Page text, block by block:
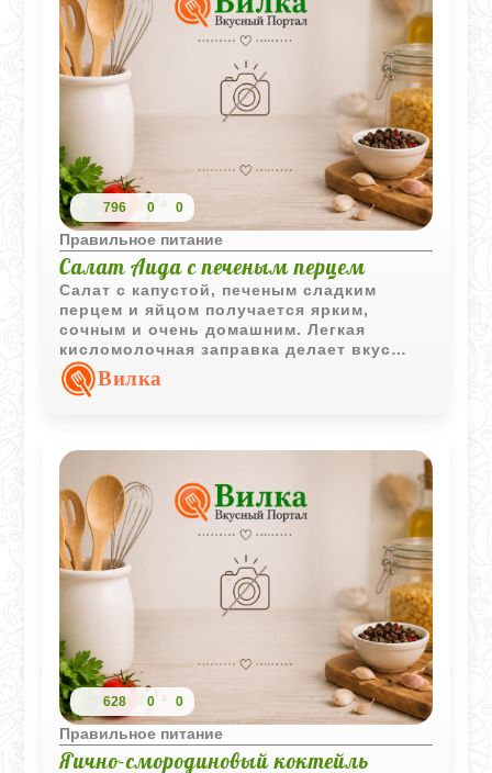
796 0 0
Правильное питание
Салат Аида с печеным перцем
Салат с капустой, печеным сладким
перцем и яйцом получается ярким,
сочным и очень домашним. Легкая
кисломолочная заправка делает вкус
свежим и хорошо сбалансированным.
Вилка
628 0 0
Правильное питание
Яично-смородиновый коктейль